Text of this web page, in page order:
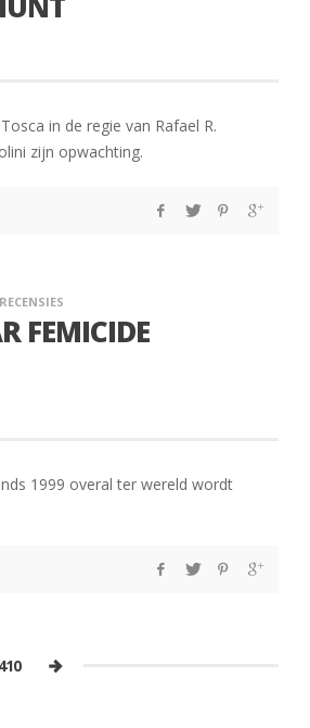
in de regie van Rafael R.
zijn opwachting.
RECENSIES
FEMICIDE
1999 overal ter wereld wordt
410